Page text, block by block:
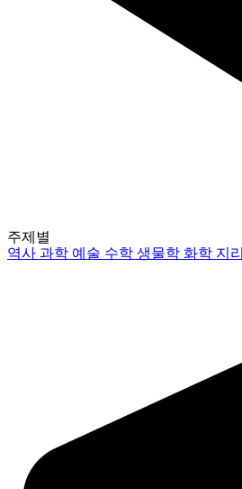
주제별
역사과학 예술 수학생물학 화학 지리